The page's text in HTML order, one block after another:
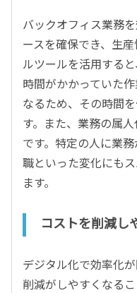
バックオフィス業務
ースを確保でき、生
ルツールを活用する
時間がかかっていた
なるため、その時間
す。また、業務の属
です。特定の人に業
職といった変化にも
ます。
コストを削減し
デジタル化で効率化
削減がしやすくなる